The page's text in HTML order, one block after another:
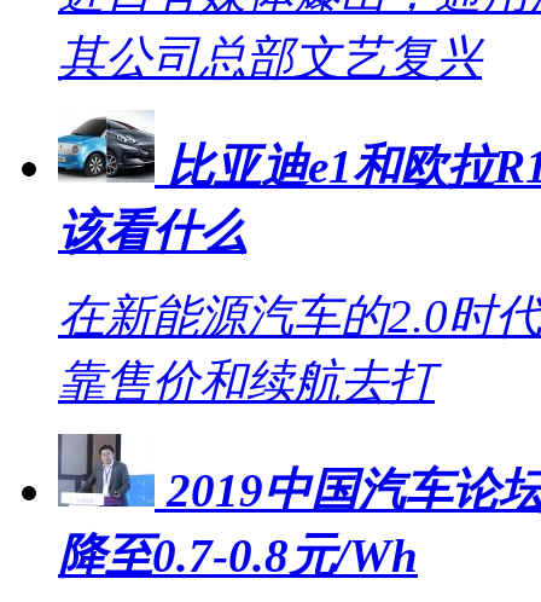
其公司总部文艺复兴
比亚迪e1和欧拉
该看什么
在新能源汽车的2.0时
靠售价和续航去打
2019中国汽车论
降至0.7-0.8元/Wh